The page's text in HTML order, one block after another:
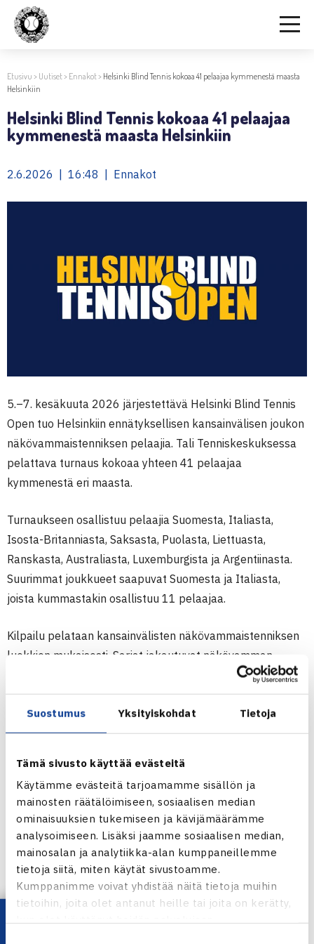
Suostumus Yksityiskohdat Tietoja
Tämä sivusto käyttää evästeitä
Käytämme evästeitä tarjoamamme sisällön ja
mainosten räätälöimiseen, sosiaalisen median
ominaisuuksien tukemiseen ja kävijämäärämme
analysoimiseen. Lisäksi jaamme sosiaalisen median,
mainosalan ja analytiikka-alan kumppaneillemme
tietoja siitä, miten käytät sivustoamme.
Kumppanimme voivat yhdistää näitä tietoja muihin
tietoihin, joita olet antanut heille tai joita on kerätty,
Etusivu > Uutiset> Ennakot> Helsinki Blind Tennis kokoaa 41 pelaajaa kymmenestä maasta
Helsinkiin
Helsinki Blind Tennis kokoaa 41 pelaajaa
kymmenestä maasta Helsinkiin
2.6.2026 | 16:48 | Ennakot
5.–7. kesäkuuta 2026 järjestettävä Helsinki Blind Tennis
Open tuo Helsinkiin ennätyksellisen kansainvälisen joukon
näkövammaistenniksen pelaajia. Tali Tenniskeskuksessa
pelattava turnaus kokoaa yhteen 41 pelaajaa
kymmenestä eri maasta.
Turnaukseen osallistuu pelaajia Suomesta, Italiasta,
Isosta-Britanniasta, Saksasta, Puolasta, Liettuasta,
Ranskasta, Australiasta, Luxemburgista ja Argentiinasta.
Suurimmat joukkueet saapuvat Suomesta ja Italiasta,
joista kummastakin osallistuu 11 pelaajaa.
Kilpailu pelataan kansainvälisten näkövammaistenniksen
luokkien mukaisesti. Sarjat jakautuvat näkövamman
asteen perusteella luokkiin B1–B4. B1-luokassa
kilpailevat täysin sokeat pelaajat, kun taas B2–B4-
luokissa pelaajat on jaettu näkökyvyn mukaan luokiin.
ovat muun muassa B1-luokan pelaajat Jani Kallunki,
Pekka Rantanen ja Eerika Toivola, B2-luokan Jukka
Pulkkinen, B3-luokan Riitta Tienhaara, Jari Gusev ja Jari
Nieminen sekä B4-luokan Anniina Laamanen, Elias Leclin
ja Robin Laranne.
Turnaus käynnistyy perjantaina 5. kesäkuuta alkulohko-
otteluilla. Viikonlopun aikana pelataan yhteensä useita
kymmeniä otteluita, joiden huipennuksena ovat sunnuntain